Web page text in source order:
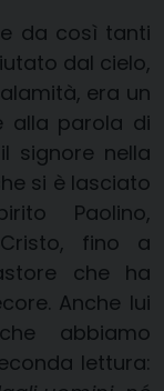
da così tanti
dal cielo,
era un
alla parola di
signore nella
si è lasciato
Paolino,
fino a
che ha
Anche lui
abbiamo
lettura: